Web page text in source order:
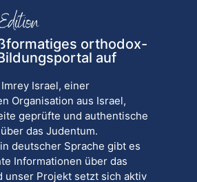
orthodox-
auf
Israel, einer
Organisation aus Israel,
geprüfte und authentische
das Judentum.
deutscher Sprache gibt es
Informationen über das
unser Projekt setzt sich aktiv